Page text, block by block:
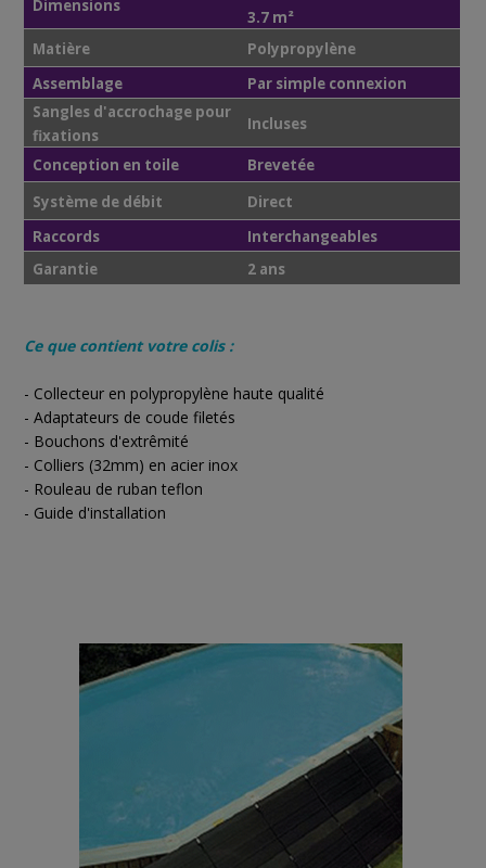
Dimensions
3.7 m²
Matière
Polypropylène
Assemblage
Par simple connexion
Sangles d'accrochage pour
fixations
Incluses
Conception en toile
Brevetée
Système de débit
Direct
Raccords
Interchangeables
Garantie
2 ans
Ce que contient votre colis :
- Collecteur en polypropylène haute qualité
- Adaptateurs de coude filetés
- Bouchons d'extrêmité
- Colliers (32mm) en acier inox
- Rouleau de ruban teflon
- Guide d'installation